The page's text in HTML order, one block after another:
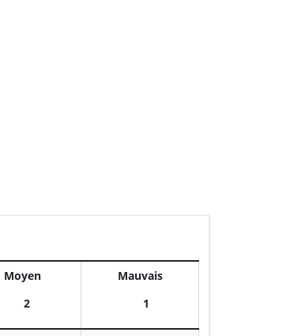
Moyen
2
Mauvais
1